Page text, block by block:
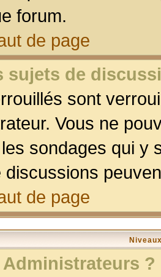
forum.
de page
sujets de
sont
Vous ne
sondages qui y
discussions
de page
?